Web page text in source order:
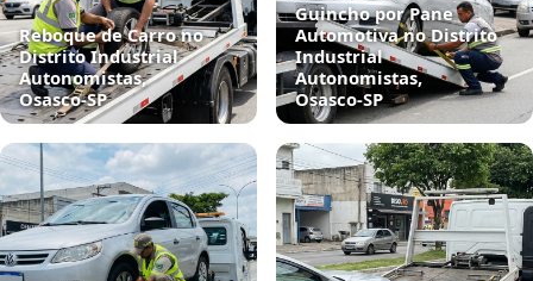
Reboque de Carro no
Distrito Industrial
Autonomistas,
Osasco‑SP
Guincho por Pane
Automotiva no Distrito
Industrial
Autonomistas,
Osasco‑SP